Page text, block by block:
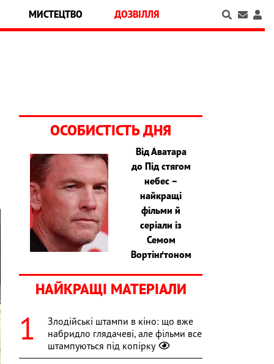
МИСТЕЦТВО ДОЗВІЛЛЯ
ОСОБИСТІСТЬ ДНЯ
Від Аватара
до Під стягом
небес –
найкращі
фільми й
серіали із
Семом
Вортінґтоном
НАЙКРАЩІ МАТЕРІАЛИ
Злодійські штампи в кіно: що вже
набридло глядачеві, але фільми все
штампуються під копірку